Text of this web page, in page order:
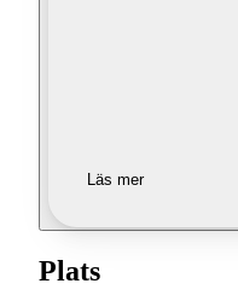
Läs mer
Plats